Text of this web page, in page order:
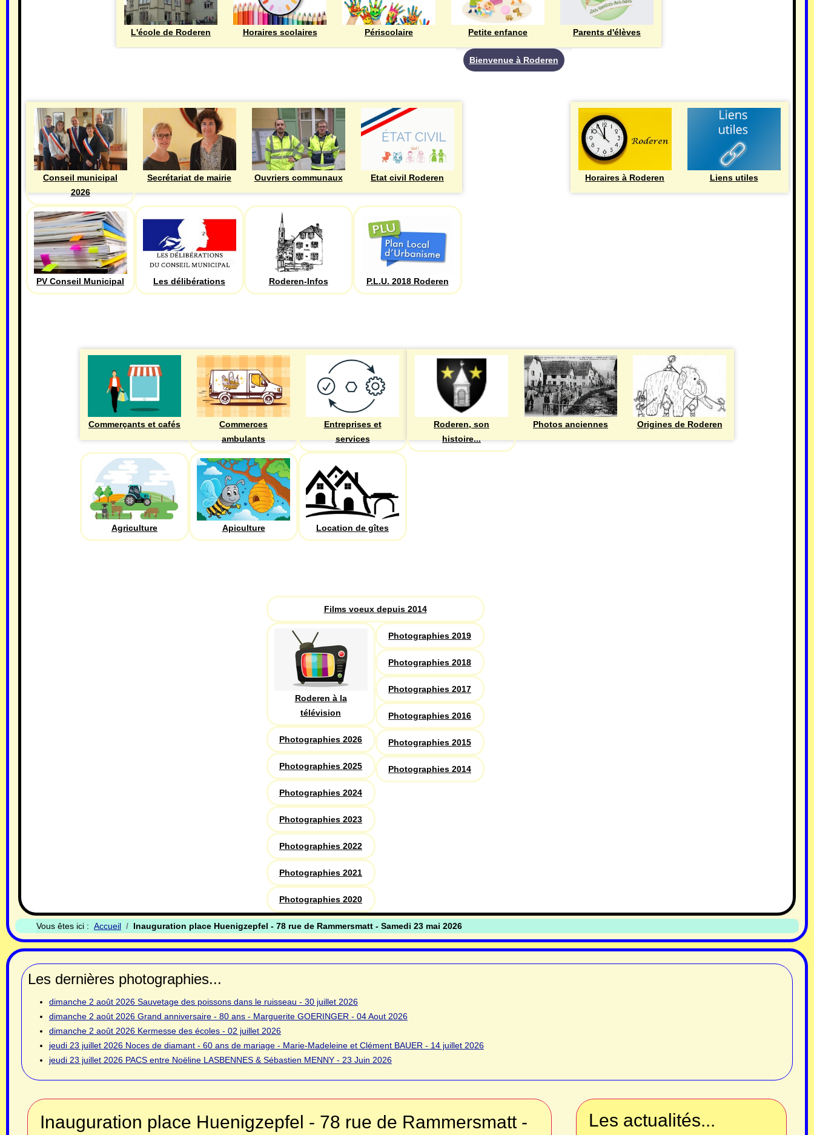
L'école de Roderen Horaires scolaires Périscolaire Petite enfance Parents d'élèves
Conseil municipal
2026
Secrétariat de mairie Ouvriers communaux Etat civil Roderen
PV Conseil Municipal Les délibérations Roderen-Infos P.L.U. 2018 Roderen
Bienvenue à Roderen
Horaires à Roderen Liens utiles
Commerçants et cafés
Commerces
ambulants
Entreprises et
services
Agriculture Apiculture Location de gîtes
Roderen, son
histoire...
Photos anciennes Origines de Roderen
Films voeux depuis 2014
Roderen à la
télévision
Photographies 2026
Photographies 2025
Photographies 2024
Photographies 2023
Photographies 2022
Photographies 2021
Photographies 2020
Photographies 2019
Photographies 2018
Photographies 2017
Photographies 2016
Photographies 2015
Photographies 2014
Vous êtes ici : Accueil Inauguration place Huenigzepfel - 78 rue de Rammersmatt - Samedi 23 mai 2026
Les dernières photographies...
dimanche 2 août 2026 Sauvetage des poissons dans le ruisseau - 30 juillet 2026
dimanche 2 août 2026 Grand anniversaire - 80 ans - Marguerite GOERINGER - 04 Aout 2026
dimanche 2 août 2026 Kermesse des écoles - 02 juillet 2026
jeudi 23 juillet 2026 Noces de diamant - 60 ans de mariage - Marie-Madeleine et Clément BAUER - 14 juillet 2026
jeudi 23 juillet 2026 PACS entre Noëline LASBENNES & Sébastien MENNY - 23 Juin 2026
Inauguration place Huenigzepfel - 78 rue de Rammersmatt -
Les actualités...